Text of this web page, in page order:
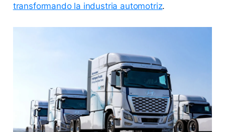
transformando la industria automotriz.